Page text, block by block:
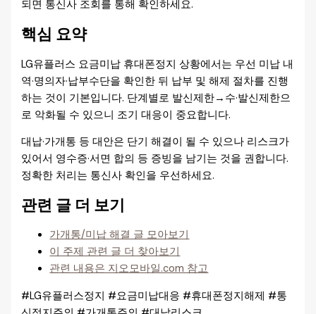
되면 통신사 조회를 통해 확인하세요.
핵심 요약
LG유플러스 요금미납 휴대폰정지 상황에서는 우선 미납 내
역·명의자·납부수단을 확인한 뒤 납부 및 해제 절차를 진행
하는 것이 기본입니다. 단계별로 발신제한→수·발신제한으
로 악화될 수 있으니 조기 대응이 중요합니다.
대납·가개통 등 대안은 단기 해결이 될 수 있으나 리스크가
있어서 영수증·서면 합의 등 증빙을 남기는 것을 권합니다.
정확한 처리는 통신사 확인을 우선하세요.
관련 글 더 보기
가개통/미납 해결 글 모아보기
이 주제 관련 글 더 찾아보기
관련 내용은 지오모바일.com 참고
#LG유플러스정지 #요금미납대응 #휴대폰정지해제 #통